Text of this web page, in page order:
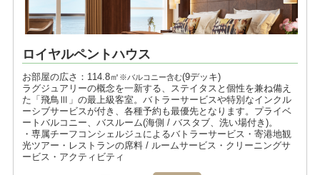
ロイヤルペントハウス
お部屋の広さ：114.8㎡ ※バルコニー含む(9デッキ)
ラグジュアリーの概念を一新する、ステイタスと個性を兼ね備え
た「飛鳥Ⅲ」の最上級客室。バトラーサービスや特別なインクル
ーシブサービスが付き、各種予約も最優先となります。プライベ
ートバルコニー、バスルーム(海側 / バスタブ、洗い場付き)。
・専属チーフコンシェルジュによるバトラーサービス・寄港地観
光ツアー・レストランの席料 / ルームサービス・クリーニングサ
ービス・アクティビティ